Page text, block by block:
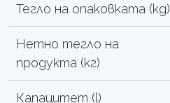
Тегло на опаковката (kg)
Нетно тегло на
продукта (кг)
Капацитет (l)